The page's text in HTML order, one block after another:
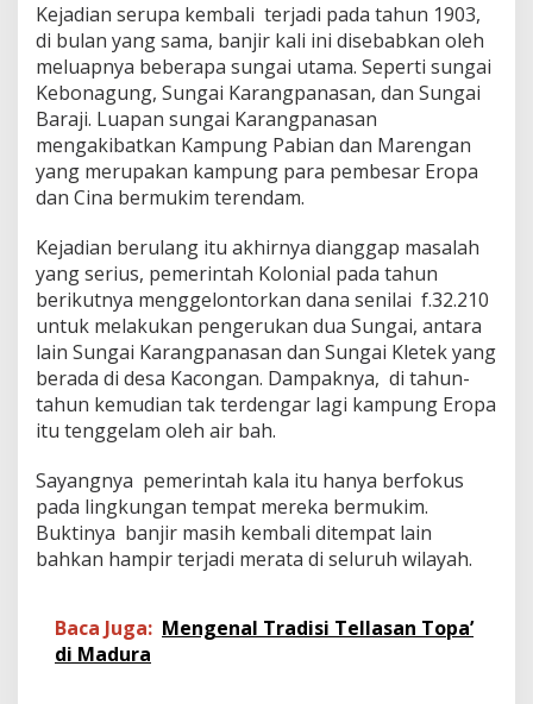
Kejadian serupa kembali terjadi pada tahun 1903,
di bulan yang sama, banjir kali ini disebabkan oleh
meluapnya beberapa sungai utama. Seperti sungai
Kebonagung, Sungai Karangpanasan, dan Sungai
Baraji. Luapan sungai Karangpanasan
mengakibatkan Kampung Pabian dan Marengan
yang merupakan kampung para pembesar Eropa
dan Cina bermukim terendam.
Kejadian berulang itu akhirnya dianggap masalah
yang serius, pemerintah Kolonial pada tahun
berikutnya menggelontorkan dana senilai f.32.210
untuk melakukan pengerukan dua Sungai, antara
lain Sungai Karangpanasan dan Sungai Kletek yang
berada di desa Kacongan. Dampaknya, di tahun-
tahun kemudian tak terdengar lagi kampung Eropa
itu tenggelam oleh air bah.
Sayangnya pemerintah kala itu hanya berfokus
pada lingkungan tempat mereka bermukim.
Buktinya banjir masih kembali ditempat lain
bahkan hampir terjadi merata di seluruh wilayah.
Baca Juga: Mengenal Tradisi Tellasan Topa’
di Madura